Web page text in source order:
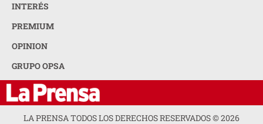
INTERÉS
PREMIUM
OPINION
GRUPO OPSA
LA PRENSA TODOS LOS DERECHOS RESERVADOS ©2026